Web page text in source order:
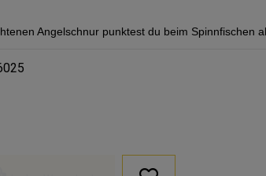
Angelschnur punktest du beim Spinnfischen